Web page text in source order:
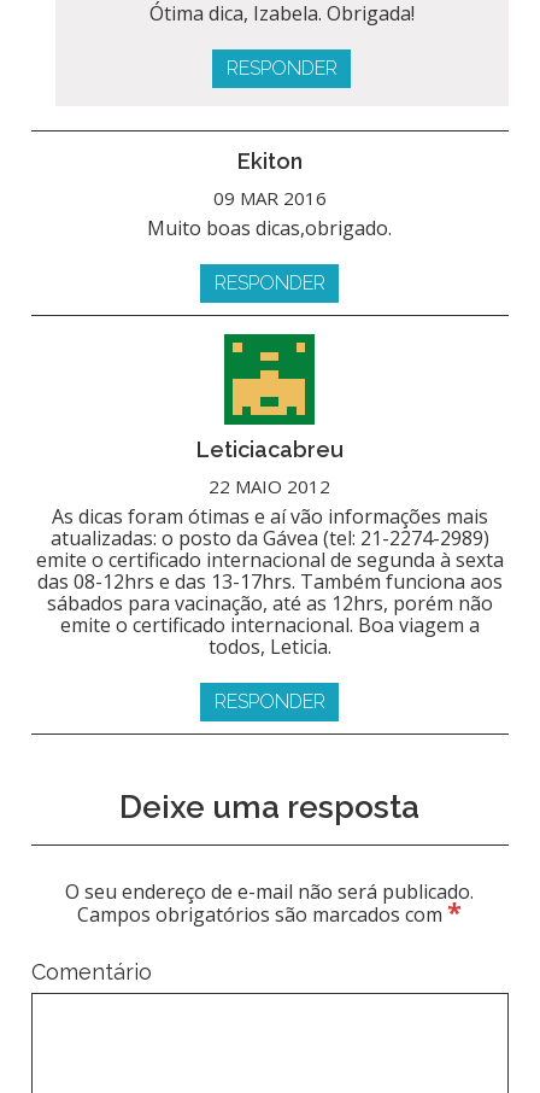
Ótima dica, Izabela. Obrigada!
RESPONDER
Ekiton
09 MAR 2016
Muito boas dicas,obrigado.
RESPONDER
Leticiacabreu
22 MAIO 2012
As dicas foram ótimas e aí vão informações mais
atualizadas: o posto da Gávea (tel: 21-2274-2989)
emite o certificado internacional de segunda à sexta
das 08-12hrs e das 13-17hrs. Também funciona aos
sábados para vacinação, até as 12hrs, porém não
emite o certificado internacional. Boa viagem a
todos, Leticia.
RESPONDER
Deixe uma resposta
O seu endereço de e-mail não será publicado.
Campos obrigatórios são marcados com*
Comentário